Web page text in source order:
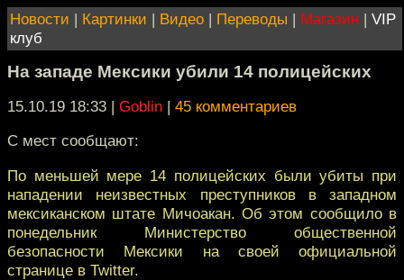
Новости | Картинки | Видео | Переводы | Магазин | VIP
клуб
На западе Мексики убили 14 полицейских
15.10.19 18:33 | Goblin | 45 комментариев
С мест сообщают:
По меньшей мере 14 полицейских были убиты при
нападении неизвестных преступников в западном
мексиканском штате Мичоакан. Об этом сообщило в
понедельник Министерство общественной
безопасности Мексики на своей официальной
странице в Twitter.